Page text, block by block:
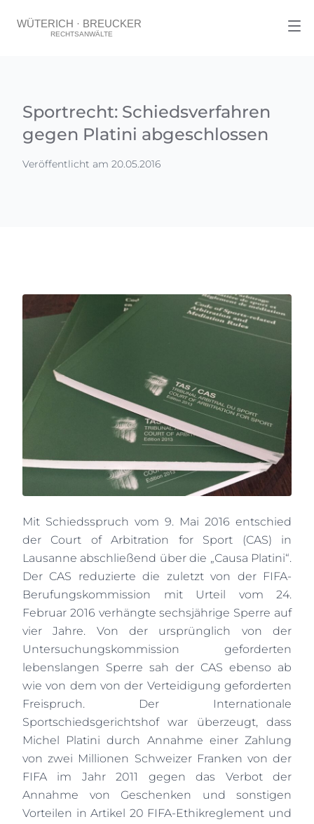
Sportrecht: Schiedsverfahren
gegen Platini abgeschlossen
Veröffentlicht am 20.05.2016
Mit Schiedsspruch vom 9. Mai 2016 entschied
der Court of Arbitration for Sport (CAS) in
Lausanne abschließend über die „Causa Platini“.
Der CAS reduzierte die zuletzt von der FIFA-
Berufungskommission mit Urteil vom 24.
Februar 2016 verhängte sechsjährige Sperre auf
vier Jahre. Von der ursprünglich von der
Untersuchungskommission geforderten
lebenslangen Sperre sah der CAS ebenso ab
wie von dem von der Verteidigung geforderten
Freispruch. Der Internationale
Sportschiedsgerichtshof war überzeugt, dass
Michel Platini durch Annahme einer Zahlung
von zwei Millionen Schweizer Franken von der
FIFA im Jahr 2011 gegen das Verbot der
Annahme von Geschenken und sonstigen
Vorteilen in Artikel 20 FIFA-Ethikreglement und